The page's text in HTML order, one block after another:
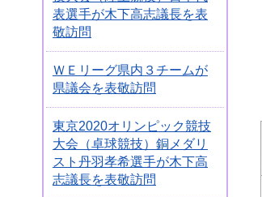
表選手が木下高志議長を表
敬訪問
ＷＥリーグ県内３チームが
県議会を表敬訪問
東京2020オリンピック競技
大会（卓球競技）銅メダリ
スト丹羽孝希選手が木下高
志議長を表敬訪問